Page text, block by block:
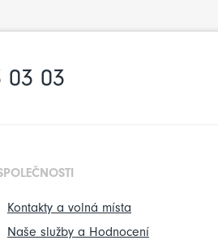
03 03
Kontakty a volná místa
Naše služby a Hodnocení